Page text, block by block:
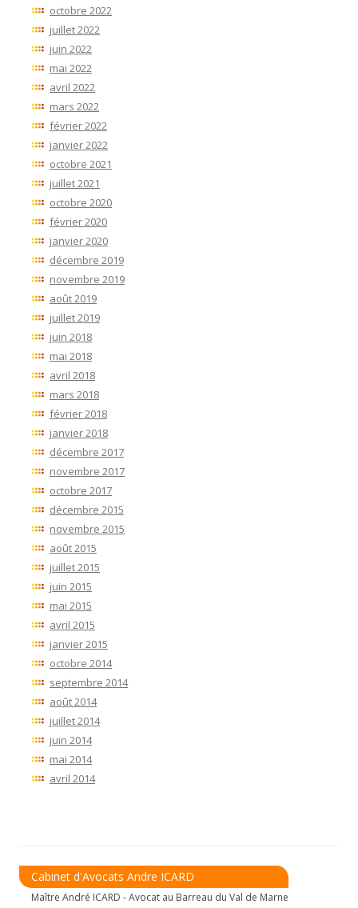
octobre 2022
juillet 2022
juin 2022
mai 2022
avril 2022
mars 2022
février 2022
janvier 2022
octobre 2021
juillet 2021
octobre 2020
février 2020
janvier 2020
décembre 2019
novembre 2019
août 2019
juillet 2019
juin 2018
mai 2018
avril 2018
mars 2018
février 2018
janvier 2018
décembre 2017
novembre 2017
octobre 2017
décembre 2015
novembre 2015
août 2015
juillet 2015
juin 2015
mai 2015
avril 2015
janvier 2015
octobre 2014
septembre 2014
août 2014
juillet 2014
juin 2014
mai 2014
avril 2014
Cabinet d'Avocats Andre ICARD
Maître André ICARD - Avocat au Barreau du Val de Marne